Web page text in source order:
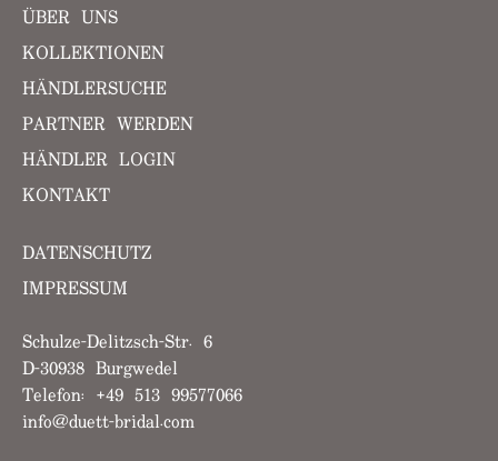
ÜBER UNS
KOLLEKTIONEN
HÄNDLERSUCHE
PARTNER WERDEN
HÄNDLER LOGIN
KONTAKT
DATENSCHUTZ
IMPRESSUM
Schulze-Delitzsch-Str. 6
D-30938 Burgwedel
Telefon: +49 513 99577066
info@duett-bridal.com